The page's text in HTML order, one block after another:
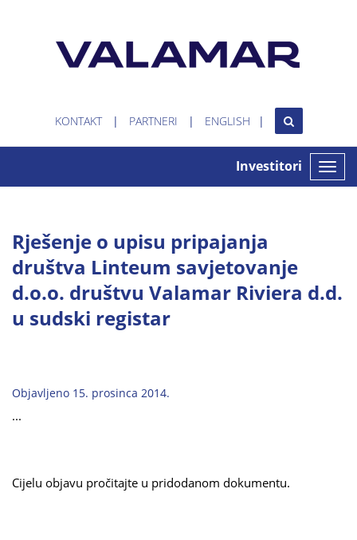
KONTAKT PARTNERI ENGLISH
Toggle
Investitori
Rješenje o upisu pripajanja
društva Linteum savjetovanje
d.o.o. društvu Valamar Riviera d.d.
u sudski registar
Objavljeno 15. prosinca 2014.
...
Cijelu objavu pročitajte u pridodanom dokumentu.